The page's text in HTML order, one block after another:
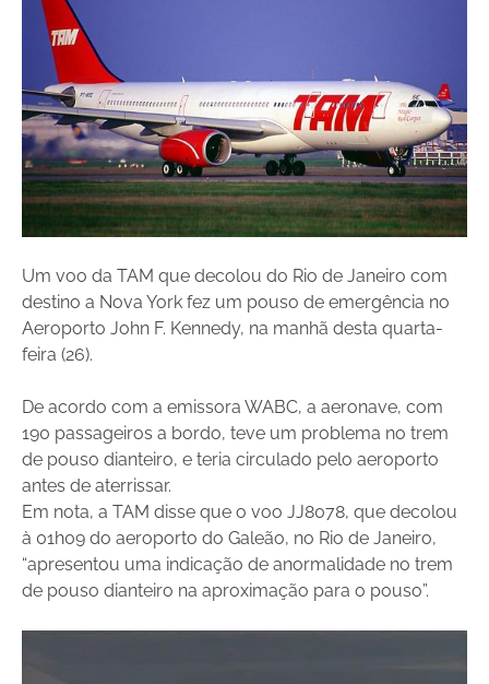
Um voo da TAM que decolou do Rio de Janeiro com
destino a Nova York fez um pouso de emergência no
Aeroporto John F. Kennedy, na manhã desta quarta-
feira (26).
De acordo com a emissora WABC, a aeronave, com
190 passageiros a bordo, teve um problema no trem
de pouso dianteiro, e teria circulado pelo aeroporto
antes de aterrissar.
Em nota, a TAM disse que o voo JJ8078, que decolou
à 01h09 do aeroporto do Galeão, no Rio de Janeiro,
“apresentou uma indicação de anormalidade no trem
de pouso dianteiro na aproximação para o pouso”.